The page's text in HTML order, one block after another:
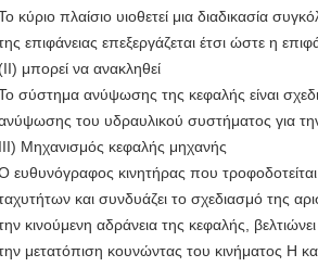
κύριο πλαίσιο υιοθετεί μια διαδικασία
επιφάνειας επεξεργάζεται έτσι ώστε η
(ΙΙ) μπορεί να ανακληθεί
σύστημα ανύψωσης της κεφαλής είναι
του υδραυλικού συστήματος για
ΙΙΙ) Μηχανισμός κεφαλής μηχανής
ευθυνόγραφος κινητήρας που
και συνδυάζει το σχεδιασμό της
κινούμενη αδράνεια της κεφαλής,
μετατόπιση κουνώντας του κινήματος Η